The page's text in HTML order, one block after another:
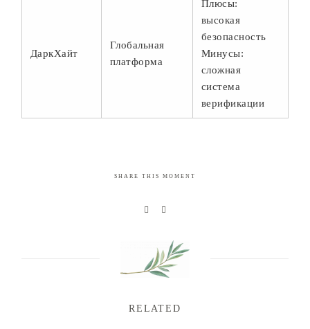
ДаркХайт
Глобальная
платформа
Плюсы:
высокая
безопасность
Минусы:
сложная
система
верификации
SHARE THIS MOMENT
RELATED